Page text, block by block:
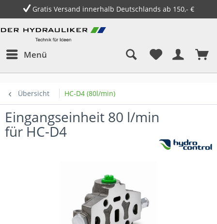
Gratis Versand innerhalb Deutschlands ab 150,- €
Menü
Übersicht HC-D4 (80l/min)
Eingangseinheit 80 l/min
für HC-D4